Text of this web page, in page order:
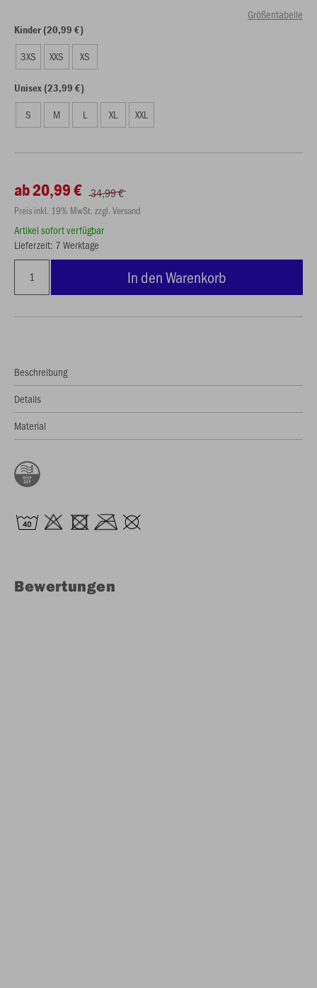
Größentabelle
Kinder (20,99 €)
3XS XXS XS
Unisex (23,99 €)
S M L XL XXL
ab 20,99 € 34,99 €
Preis inkl. 19% MwSt. zzgl. Versand
Artikel sofort verfügbar
Lieferzeit: 7 Werktage
In den Warenkorb
Beschreibung
Details
Material
Bewertungen